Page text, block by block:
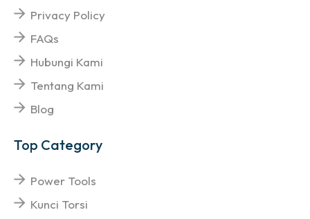
Privacy Policy
FAQs
Hubungi Kami
Tentang Kami
Blog
Top Category
Power Tools
Kunci Torsi